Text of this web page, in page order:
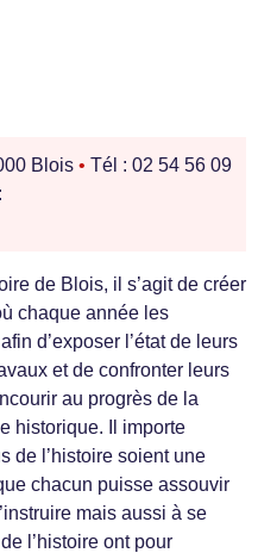
Blois • Tél : 02 54 56 09
de Blois, il s’agit de créer
chaque année les
d’exposer l’état de leurs
et de confronter leurs
au progrès de la
historique. Il importe
de l’histoire soient une
chacun puisse assouvir
mais aussi à se
l’histoire ont pour